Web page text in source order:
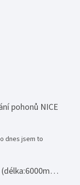
pohonů NICE
dnes jsem to
Nerezové zábradlí - set (délka:6000mm x výška:1000mm)